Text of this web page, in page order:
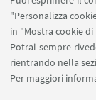
"Personalizza
in "Mostra cookie
Potrai sempre
rientrando nella
Per maggiori